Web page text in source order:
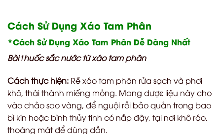
Cách Sử Dụng Xáo Tam Phân
*Cách Sử Dụng Xáo Tam Phân Dễ Dàng Nhất
Bàiϯhuốc sắc nước từ xáo tam phân
Cách thực hiện: Rễ xáo tam phân rửa sạch và phơi
khô, thái thành miếng mỏng. Mang dượͼ liệu này cho
vào chảo sao vàng, để nguội rồi bảo quản trong bao
bì kín hoặc bình thủy tinh có nắp đậy, tại nơi khô ráo,
thoáng mát để dùng dần.